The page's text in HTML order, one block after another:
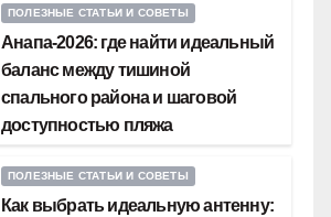
ПОЛЕЗНЫЕ СТАТЬИ И СОВЕТЫ
Анапа-2026: где найти идеальный
баланс между тишиной
спального района и шаговой
доступностью пляжа
ПОЛЕЗНЫЕ СТАТЬИ И СОВЕТЫ
Как выбрать идеальную антенну: